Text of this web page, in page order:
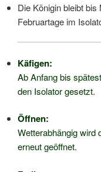
Die Königin bleibt
Februartage im
Käfigen:
Ab Anfang bis
den Isolator gesetzt.
Öffnen:
Wetterabhängig wird
erneut geöffnet.